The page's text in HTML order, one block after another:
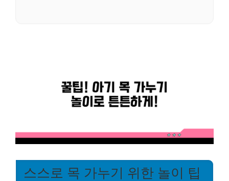
스스로 목 가누기 위한 놀이 팁